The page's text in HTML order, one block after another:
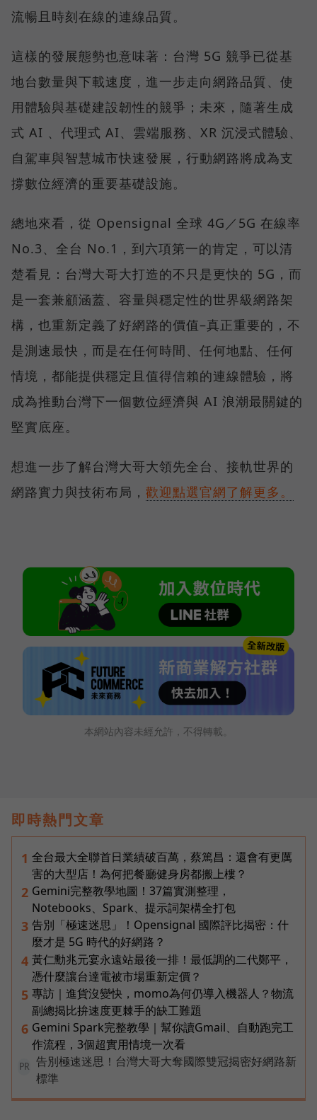
流暢且時刻在線的連線品質。
這樣的發展態勢也意味著：台灣 5G 競爭已從基
地台數量與下載速度，進一步走向網路品質、使
用體驗與基礎建設韌性的競爭；未來，隨著生成
式 AI 、代理式 AI、雲端服務、XR 沉浸式體驗、
自駕車與智慧城市快速發展，行動網路將成為支
撐數位經濟的重要基礎設施。
總地來看，從 Opensignal 全球 4G／5G 在線率
No.3、全台 No.1，到六項第一的肯定，可以清
楚看見：台灣大哥大打造的不只是更快的 5G，而
是一套兼顧涵蓋、容量與穩定性的世界級網路架
構，也重新定義了好網路的價值–真正重要的，不
是測速最快，而是在任何時間、任何地點、任何
情境，都能提供穩定且值得信賴的連線體驗，將
成為推動台灣下一個數位經濟與 AI 浪潮最關鍵的
堅實底座。
想進一步了解台灣大哥大領先全台、接軌世界的
網路實力與技術布局， 歡迎點選官網了解更多。
本網站內容未經允許，不得轉載。
即時熱門文章
1 全台最大全聯首日業績破百萬，蔡篤昌：還會有更厲
害的大型店！為何把餐廳健身房都搬上樓？
2 Gemini完整教學地圖！37篇實測整理，
Notebooks、Spark、提示詞架構全打包
3 告別「極速迷思」！Opensignal 國際評比揭密：什
麼才是 5G 時代的好網路？
4 黃仁勳兆元宴永遠站最後一排！最低調的二代鄭平，
憑什麼讓台達電被市場重新定價？
5 專訪｜進貨沒變快，momo為何仍導入機器人？物流
副總揭比拚速度更棘手的缺工難題
6 Gemini Spark完整教學｜幫你讀Gmail、自動跑完工
作流程，3個超實用情境一次看
PR
告別極速迷思！台灣大哥大奪國際雙冠揭密好網路新
標準